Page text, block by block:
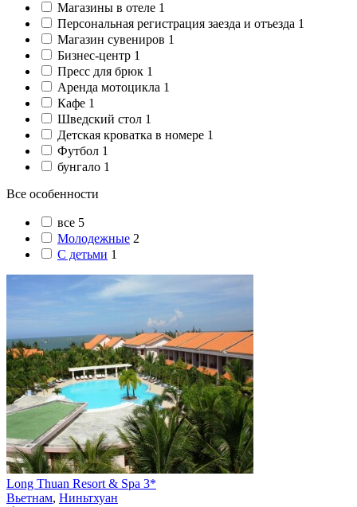
Магазины в отеле 1
Персональная регистрация заезда и отъезда 1
Магазин сувениров 1
Бизнес-центр 1
Пресс для брюк 1
Аренда мотоцикла 1
Кафе 1
Шведский стол 1
Детская кроватка в номере 1
Футбол 1
бунгало 1
Все особенности
все 5
Молодежные 2
С детьми 1
Long Thuan Resort & Spa 3*
Вьетнам, Ниньтхуан